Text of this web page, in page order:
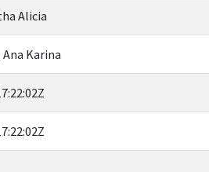
Alicia
Ana Karina